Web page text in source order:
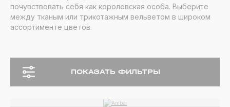
почувствовать себя как королевская особа. Выберите
между тканым или трикотажным вельветом в широком
ассортименте цветов.
ПОКАЗАТЬ ФИЛЬТРЫ